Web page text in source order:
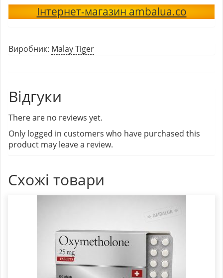
Інтернет-магазин ambalua.co
Виробник: Malay Tiger
Відгуки
There are no reviews yet.
Only logged in customers who have purchased this
product may leave a review.
Схожі товари